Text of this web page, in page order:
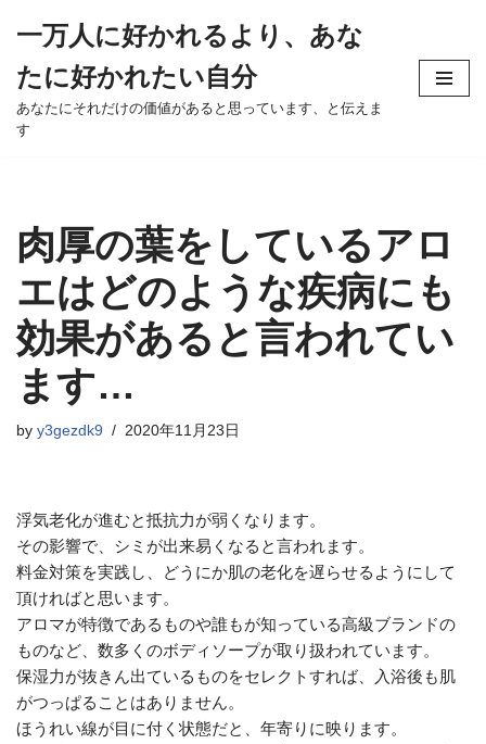
to
content
一万人に好かれるより、あな
たに好かれたい自分
あなたにそれだけの価値があると思っています、と伝えま
す
肉厚の葉をしているアロ
エはどのような疾病にも
効果があると言われてい
ます…
by y3gezdk9 2020年11月23日
浮気老化が進むと抵抗力が弱くなります。
その影響で、シミが出来易くなると言われます。
料金対策を実践し、どうにか肌の老化を遅らせるようにして
頂ければと思います。
アロマが特徴であるものや誰もが知っている高級ブランドの
ものなど、数多くのボディソープが取り扱われています。
保湿力が抜きん出ているものをセレクトすれば、入浴後も肌
がつっぱることはありません。
ほうれい線が目に付く状態だと、年寄りに映ります。